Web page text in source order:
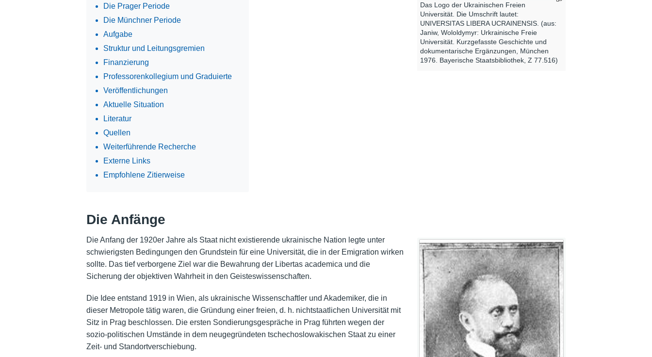
Das Logo der Ukrainischen Freien
Universität. Die Umschrift lautet:
UNIVERSITAS LIBERA UCRAINENSIS. (aus:
Janiw, Wololdymyr: Urkrainische Freie
Universität. Kurzgefasste Geschichte und
dokumentarische Ergänzungen, München
1976. Bayerische Staatsbibliothek, Z 77.516)
Die Prager Periode
Die Münchner Periode
Aufgabe
Struktur und Leitungsgremien
Finanzierung
Professorenkollegium und Graduierte
Veröffentlichungen
Aktuelle Situation
Literatur
Quellen
Weiterführende Recherche
Externe Links
Empfohlene Zitierweise
Die Anfänge
Die Anfang der 1920er Jahre als Staat nicht existierende ukrainische Nation legte unter
schwierigsten Bedingungen den Grundstein für eine Universität, die in der Emigration wirken
sollte. Das tief verborgene Ziel war die Bewahrung der Libertas academica und die
Sicherung der objektiven Wahrheit in den Geisteswissenschaften.
Die Idee entstand 1919 in Wien, als ukrainische Wissenschaftler und Akademiker, die in
dieser Metropole tätig waren, die Gründung einer freien, d. h. nichtstaatlichen Universität mit
Sitz in Prag beschlossen. Die ersten Sondierungsgespräche in Prag führten wegen der
sozio-politischen Umstände in dem neugegründeten tschechoslowakischen Staat zu einer
Zeit- und Standortverschiebung.